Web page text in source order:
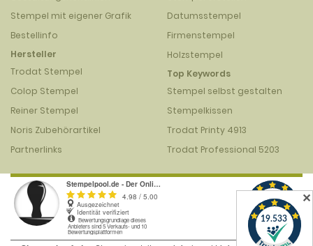
Stempel mit eigener Grafik
Bestellinfo
Hersteller
Trodat Stempel
Colop Stempel
Reiner Stempel
Noris Zubehörartikel
Partnerlinks
Datumsstempel
Firmenstempel
Holzstempel
Top Keywords
Stempel selbst gestalten
Stempelkissen
Trodat Printy 4913
Trodat Professional 5203
✕